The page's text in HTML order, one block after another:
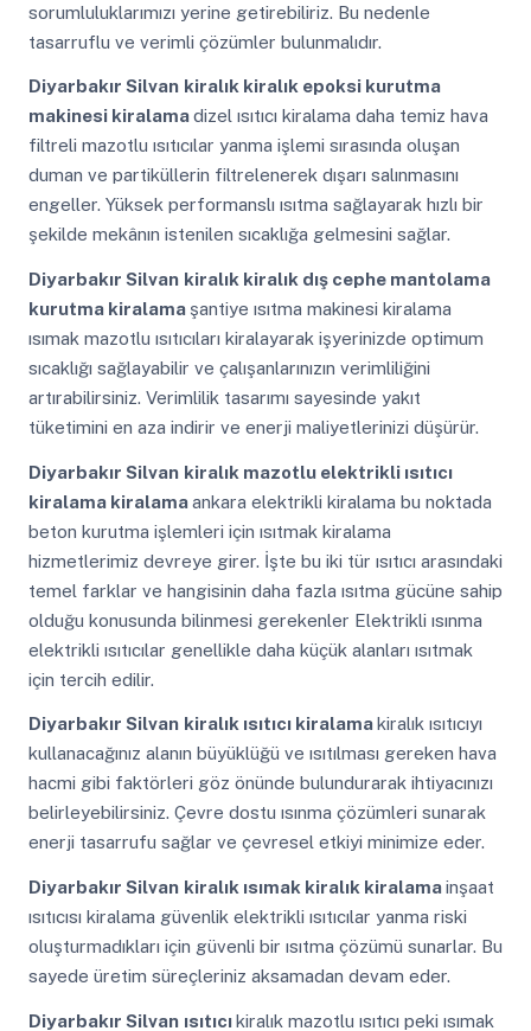
sorumluluklarımızı yerine getirebiliriz. Bu nedenle
tasarruflu ve verimli çözümler bulunmalıdır.
Diyarbakır Silvan kiralık kiralık epoksi kurutma
makinesi kiralamadizel ısıtıcı kiralama daha temiz hava
filtreli mazotlu ısıtıcılar yanma işlemi sırasında oluşan
duman ve partiküllerin filtrelenerek dışarı salınmasını
engeller. Yüksek performanslı ısıtma sağlayarak hızlı bir
şekilde mekânın istenilen sıcaklığa gelmesini sağlar.
Diyarbakır Silvan kiralık kiralık dış cephe mantolama
kurutma kiralama şantiye ısıtma makinesi kiralama
ısımak mazotlu ısıtıcıları kiralayarak işyerinizde optimum
sıcaklığı sağlayabilir ve çalışanlarınızın verimliliğini
artırabilirsiniz. Verimlilik tasarımı sayesinde yakıt
tüketimini en aza indirir ve enerji maliyetlerinizi düşürür.
Diyarbakır Silvan kiralık mazotlu elektrikli ısıtıcı
kiralama kiralamaankara elektrikli kiralama bu noktada
beton kurutma işlemleri için ısıtmak kiralama
hizmetlerimiz devreye girer. İşte bu iki tür ısıtıcı arasındaki
temel farklar ve hangisinin daha fazla ısıtma gücüne sahip
olduğu konusunda bilinmesi gerekenler Elektrikli ısınma
elektrikli ısıtıcılar genellikle daha küçük alanları ısıtmak
için tercih edilir.
Diyarbakır Silvan kiralık ısıtıcı kiralamakiralık ısıtıcıyı
kullanacağınız alanın büyüklüğü ve ısıtılması gereken hava
hacmi gibi faktörleri göz önünde bulundurarak ihtiyacınızı
belirleyebilirsiniz. Çevre dostu ısınma çözümleri sunarak
enerji tasarrufu sağlar ve çevresel etkiyi minimize eder.
Diyarbakır Silvan kiralık ısımak kiralık kiralamainşaat
ısıtıcısı kiralama güvenlik elektrikli ısıtıcılar yanma riski
oluşturmadıkları için güvenli bir ısıtma çözümü sunarlar. Bu
sayede üretim süreçleriniz aksamadan devam eder.
Diyarbakır Silvan ısıtıcıkiralık mazotlu ısıtıcı peki ısımak